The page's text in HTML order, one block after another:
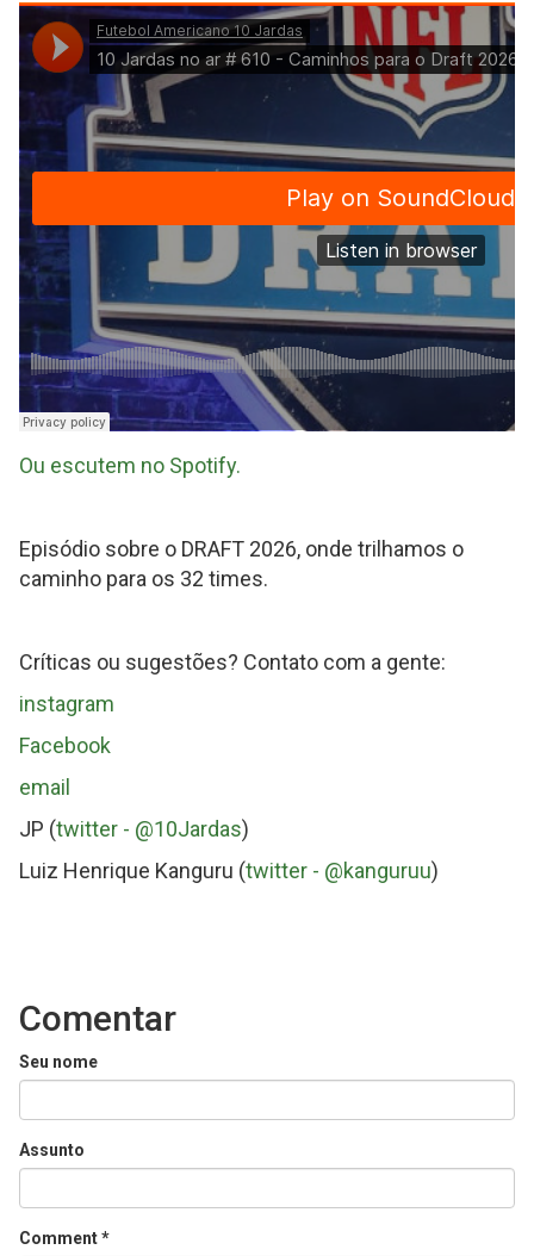
10
Jardas
no
ar
#
610
-
Caminhos
para
o
Draft
2026
Futebol
Americano
Jardas
Ou escutem no Spotify.
Episódio sobre o DRAFT 2026, onde trilhamos o
caminho para os 32 times.
Críticas ou sugestões? Contato com a gente:
instagram
Facebook
email
JP (twitter - @10Jardas)
Luiz Henrique Kanguru (twitter - @kanguruu)
Comentar
Seu nome
Assunto
Comment*